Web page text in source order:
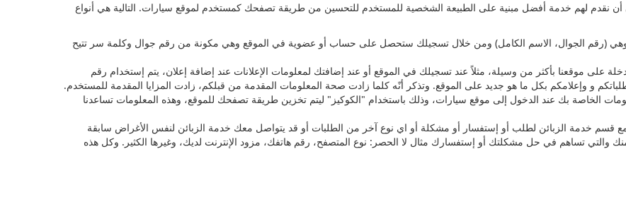
نقدم لهم خدمة أفضل مبنية على الطبيعة الشخصية للمستخدم للتحسين من طريقة تصفحك كمستخدم لموقع سيارات. التالية هي أنواع
وهي (رقم الجوال، الاسم الكامل) ومن خلال تسجيلك ستحصل على حساب أو عضوية في الموقع وهي مكونة من رقم جوال وكلمة سر تتيح
على موقعنا بأكثر من وسيلة، مثلاً عند تسجيلك في الموقع أو عند إضافتك لمعلومات الإعلانات عند إضافة إعلان، يتم إستخدام رقم
و وإعلامكم بكل ما هو جديد على الموقع. وتذكر أنّه كلما زادت صحة المعلومات المقدمة من قبلكم، زادت المزايا المقدمة للمستخدم.
الخاصة بك عند الدخول إلى موقع سيارات، وذلك باستخدام "الكوكيز" ليتم تخزين طريقة تصفحك للموقع، وهذه المعلومات تساعدنا
قسم خدمة الزبائن لطلب أو إستفسار أو مشكلة أو اي نوع آخر من الطلبات أو قد يتواصل معك خدمة الزبائن لنفس الأغراض سابقة
والتي تساهم في حل مشكلتك أو إستفسارك مثال لا الحصر: نوع المتصفح، رقم هاتفك، مزود الإنترنت لديك، وغيرها الكثير. وكل هذه